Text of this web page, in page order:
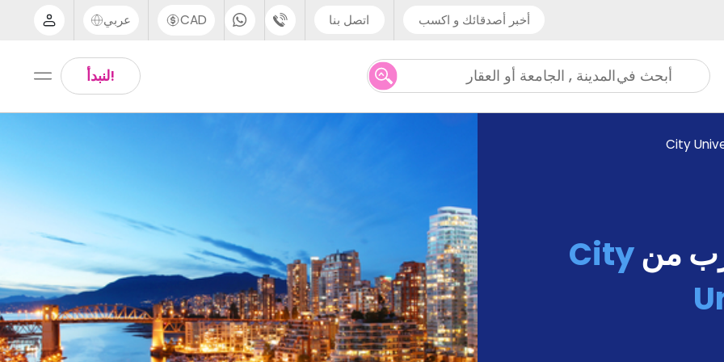
أخبر أصدقائك و اكسب اتصل بنا
UK - +44 (0) 20 3871 8666
CAD عربي
Arabic
!لنبدأ أبحث فيالمدينة , الجامعة أو العقار
City
منCity